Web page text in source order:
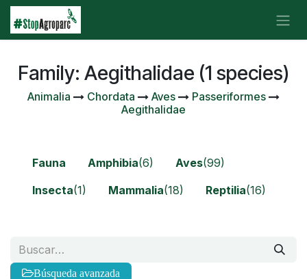
Ir al contenido
Family: Aegithalidae (1 species)
Animalia Chordata Aves
Passeriformes
Aegithalidae
Fauna Amphibia(6) Aves(99)
Insecta(1) Mammalia(18) Reptilia(16)
Búsqueda avanzada